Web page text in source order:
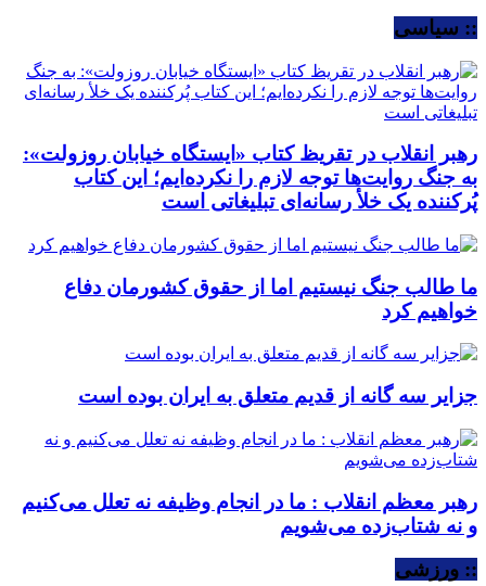
:: سیاسی
رهبر انقلاب در تقریظ کتاب «ایستگاه خیابان روزولت»:
به جنگ روایت‌ها توجه لازم را نکرده‌ایم؛ این کتاب
پُرکننده‌ یک خلأ رسانه‌ای تبلیغاتی است
ما طالب جنگ نیستیم اما از حقوق کشورمان دفاع
خواهیم کرد
جزایر سه گانه از قدیم متعلق به ایران بوده است
رهبر معظم انقلاب : ما در انجام وظیفه نه تعلل می‌کنیم
و نه شتاب‌زده می‌شویم
:: ورزشی